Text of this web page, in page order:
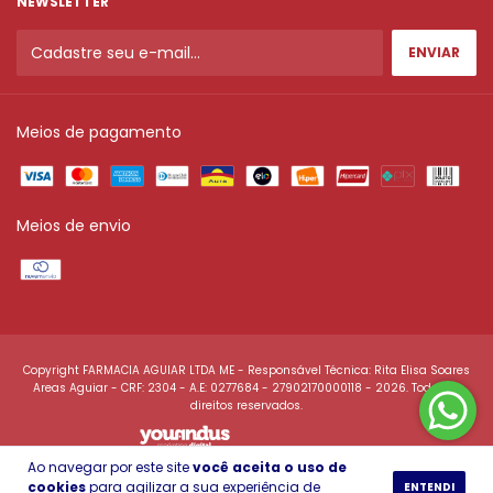
Ao navegar por este sitevocê aceita o uso de
cookiespara agilizar a sua experiência de ENTENDI
Meios de pagamento
Meios de envio
Copyright FARMACIA AGUIAR LTDA ME - Responsável Técnica: Rita Elisa Soares
Areas Aguiar - CRF: 2304 - A.E: 0277684 - 27902170000118 - 2026. Todos os
direitos reservados.